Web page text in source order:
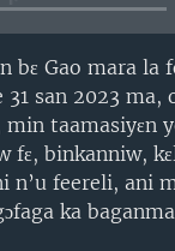
bɛ Gao mara la
san 2023 ma,
min taamasiyɛn
fɛ, binkanniw,
n’u feereli, ani
ka